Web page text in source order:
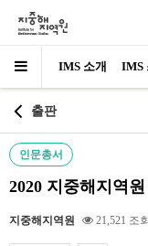
IMS 소개 IMS
출판
인문총서
2020 지중해지역
지중해지역원 21,521 조회